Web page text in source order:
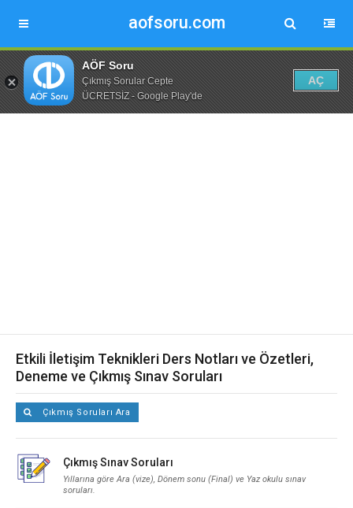
aofsoru.com
AÖF Soru
Çıkmış Sorular Cepte
ÜCRETSİZ - Google Play'de
AÇ
Etkili İletişim Teknikleri Ders Notları ve Özetleri,
Deneme ve Çıkmış Sınav Soruları
Çıkmış Soruları Ara
Çıkmış Sınav Soruları
Yıllarına göre Ara (vize), Dönem sonu (Final) ve Yaz okulu sınav
soruları.